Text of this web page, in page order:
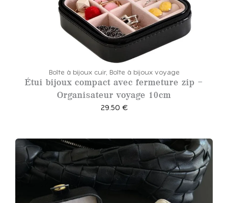
:
3
8
0
€
0
0
Boîte à bijoux cuir, Boîte à bijoux voyage
Étui bijoux compact avec fermeture zip –
Organisateur voyage 10cm
29.50 €